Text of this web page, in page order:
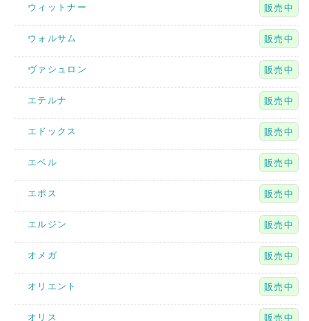
ウィットナー 販売中
ウォルサム 販売中
ヴァシュロン 販売中
エテルナ 販売中
エドックス 販売中
エベル 販売中
エポス 販売中
エルジン 販売中
オメガ 販売中
オリエント 販売中
オリス 販売中